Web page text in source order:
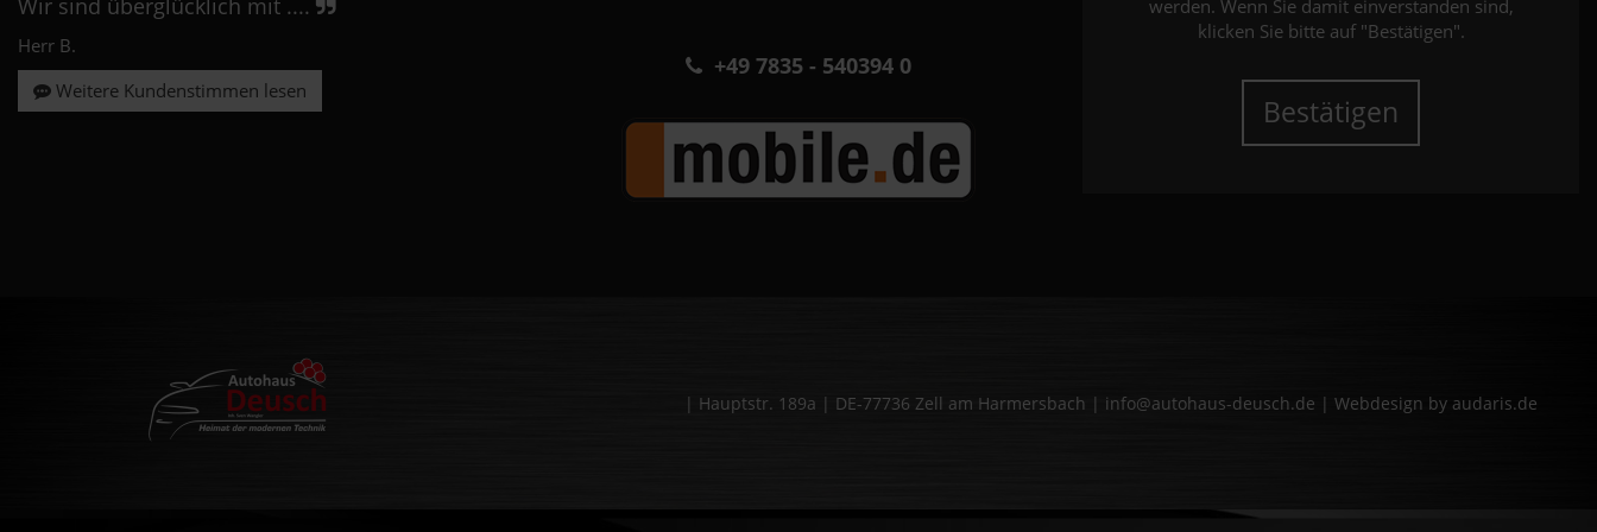
Wir sind überglücklich mit ....
Herr B.
Weitere Kundenstimmen lesen
+49 7835 - 540394 0
werden. Wenn Sie damit einverstanden sind,
klicken Sie bitte auf "Bestätigen".
Bestätigen
| Hauptstr. 189a | DE-77736 Zell am Harmersbach | info@autohaus-deusch.de | Webdesign by audaris.de